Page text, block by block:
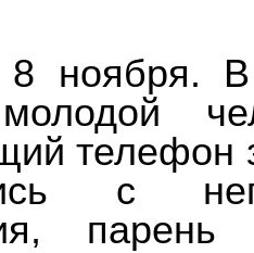
8 ноября.
с